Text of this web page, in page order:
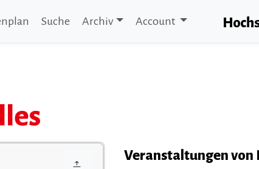
Suche Archiv Account
Veranstaltungen von